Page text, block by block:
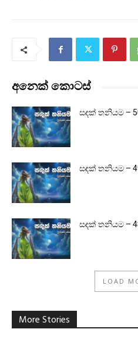
අනෙක් කොටස්
සඳක් තනියම –
සඳක් තනියම –
සඳක් තනියම –
LOAD
More Stories